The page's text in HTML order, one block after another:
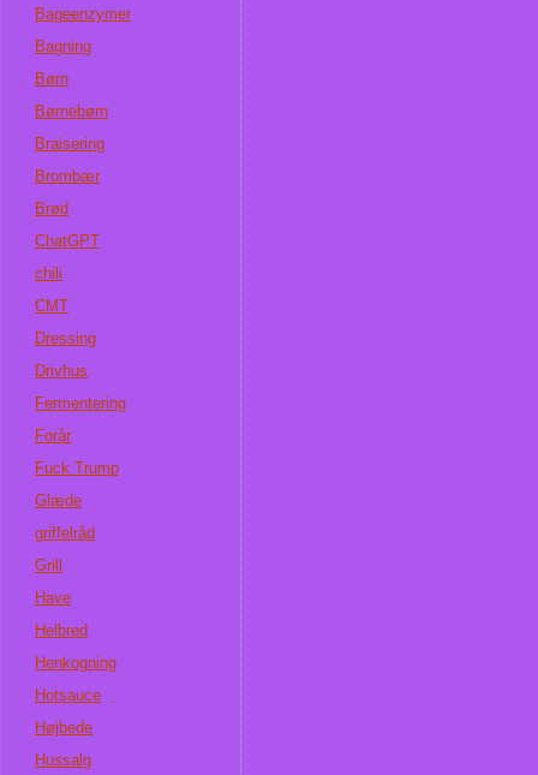
Bageenzymer
Bagning
Børn
Børnebørn
Braisering
Brombær
Brød
ChatGPT
chili
CMT
Dressing
Drivhus
Fermentering
Forår
Fuck Trump
Glæde
griffelråd
Grill
Have
Helbred
Henkogning
Hotsauce
Højbede
Hussalg